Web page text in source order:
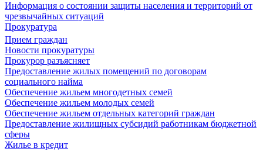
Информация о состоянии защиты населения и территорий от
чрезвычайных ситуаций
Прокуратура
Прием граждан
Новости прокуратуры
Прокурор разъясняет
Предоставление жилых помещений по договорам
социального найма
Обеспечение жильем многодетных семей
Обеспечение жильем молодых семей
Обеспечение жильем отдельных категорий граждан
Предоставление жилищных субсидий работникам бюджетной
сферы
Жилье в кредит